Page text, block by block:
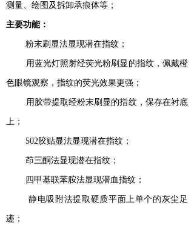
测量、绘图及拆卸承痕体等；
主要功能：
粉末刷显法显现潜在指纹；
用蓝光灯照射经荧光粉刷显的指纹，佩戴橙
色眼镜观察，指纹的荧光效果更强；
用胶带提取经粉末刷显的指纹，保存在衬底
上；
502胶贴显法显现潜在指纹；
茚三酮法显现潜在指纹；
四甲基联苯胺法显现潜血指纹；
静电吸附法提取硬质平面上单个的灰尘足
迹；